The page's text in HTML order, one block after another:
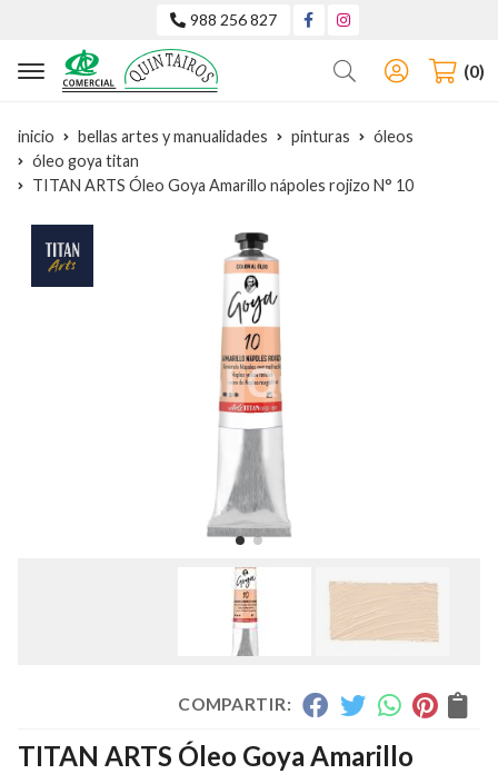
988 256 827
Buscar 0
inicio bellas artes y manualidades pinturas
óleos
óleo goya titan
TITAN ARTS Óleo Goya Amarillo nápoles rojizo N° 10
COMPARTIR:
TITAN ARTS Óleo Goya Amarillo